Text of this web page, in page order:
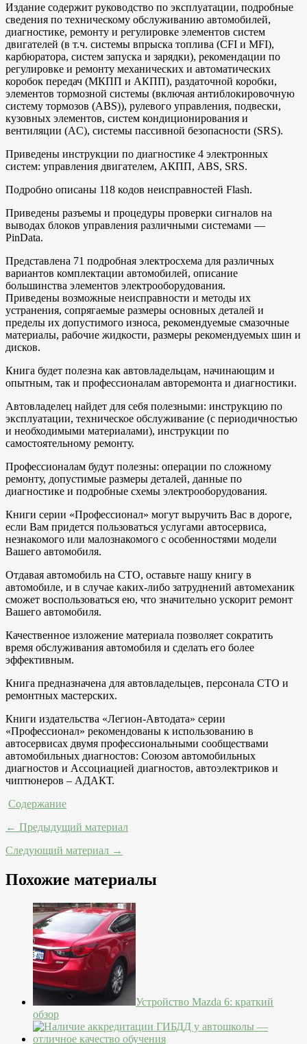
Издание содержит руководство по эксплуатации, подробные
сведения по техническому обслуживанию автомобилей,
диагностике, ремонту и регулировке элементов систем
двигателей (в т.ч. системы впрыска топлива (CFI и MFI),
карбюратора, систем запуска и зарядки), рекомендации по
регулировке и ремонту механических и автоматических
коробок передач (МКПП и АКПП), раздаточной коробки,
элементов тормозной системы (включая антиблокировочную
систему тормозов (ABS)), рулевого управления, подвески,
кузовных элементов, систем кондиционирования и
вентиляции (AC), системы пассивной безопасности (SRS).
Приведены инструкции по диагностике 4 электронных
систем: управления двигателем, АКПП, ABS, SRS.
Подробно описаны 118 кодов неисправностей Flash.
Приведены разъемы и процедуры проверки сигналов на
выводах блоков управления различными системами —
PinData.
Представлена 71 подробная электросхема для различных
вариантов комплектации автомобилей, описание
большинства элементов электрооборудования.
Приведены возможные неисправности и методы их
устранения, сопрягаемые размеры основных деталей и
пределы их допустимого износа, рекомендуемые смазочные
материалы, рабочие жидкости, размеры рекомендуемых шин и
дисков.
Книга будет полезна как автовладельцам, начинающим и
опытным, так и профессионалам авторемонта и диагностики.
Автовладелец найдет для себя полезными: инструкцию по
эксплуатации, техническое обслуживание (с периодичностью
и необходимыми материалами), инструкции по
самостоятельному ремонту.
Профессионалам будут полезны: операции по сложному
ремонту, допустимые размеры деталей, данные по
диагностике и подробные схемы электрооборудования.
Книги серии «Профессионал» могут выручить Вас в дороге,
если Вам придется пользоваться услугами автосервиса,
незнакомого или малознакомого с особенностями модели
Вашего автомобиля.
Отдавая автомобиль на СТО, оставьте нашу книгу в
автомобиле, и в случае каких-либо затруднений автомеханик
сможет воспользоваться ею, что значительно ускорит ремонт
Вашего автомобиля.
Качественное изложение материала позволяет сократить
время обслуживания автомобиля и сделать его более
эффективным.
Книга предназначена для автовладельцев, персонала СТО и
ремонтных мастерских.
Книги издательства «Легион-Автодата» серии
«Профессионал» рекомендованы к использованию в
автосервисах двумя профессиональными сообществами
автомобильных диагностов: Союзом автомобильных
диагностов и Ассоциацией диагностов, автоэлектриков и
чиптюнеров – АДАКТ.
Содержание
← Предыдущий материал
Следующий материал →
Похожие материалы
Устройство Mazda 6: краткий
обзор